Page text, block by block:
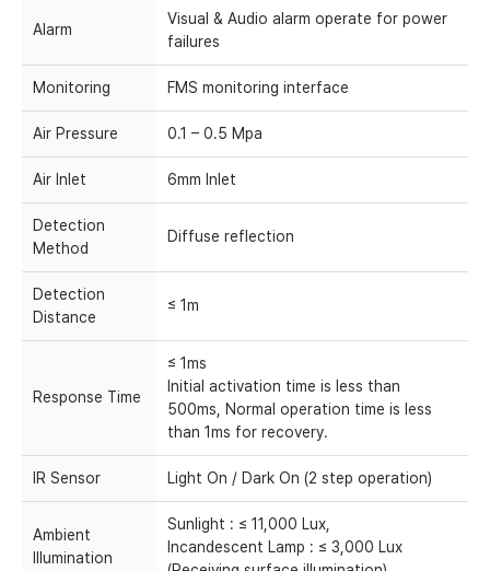
Alarm
Visual & Audio alarm operate for power
failures
Monitoring FMS monitoring interface
Air Pressure 0.1 – 0.5 Mpa
Air Inlet 6mm Inlet
Detection
Method
Diffuse reflection
Detection
Distance
≤ 1m
Response Time
≤ 1ms
Initial activation time is less than
500ms, Normal operation time is less
than 1ms for recovery.
IR Sensor Light On / Dark On (2 step operation)
Ambient
Illumination
Sunlight : ≤ 11,000 Lux,
Incandescent Lamp : ≤ 3,000 Lux